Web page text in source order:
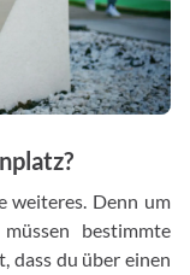
weiteres. Denn um
bestimmte
dass du über einen